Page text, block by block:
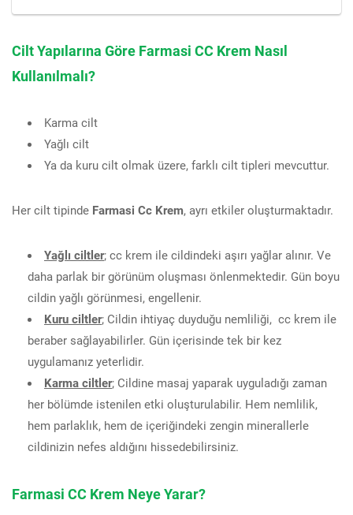
Cilt Yapılarına Göre Farmasi CC Krem Nasıl
Kullanılmalı?
Karma cilt
Yağlı cilt
Ya da kuru cilt olmak üzere, farklı cilt tipleri mevcuttur.
Her cilt tipinde Farmasi Cc Krem, ayrı etkiler oluşturmaktadır.
Yağlı ciltler; cc krem ile cildindeki aşırı yağlar alınır. Ve
daha parlak bir görünüm oluşması önlenmektedir. Gün boyu
cildin yağlı görünmesi, engellenir.
Kuru ciltler; Cildin ihtiyaç duyduğu nemliliği, cc krem ile
beraber sağlayabilirler. Gün içerisinde tek bir kez
uygulamanız yeterlidir.
Karma ciltler; Cildine masaj yaparak uyguladığı zaman
her bölümde istenilen etki oluşturulabilir. Hem nemlilik,
hem parlaklık, hem de içeriğindeki zengin minerallerle
cildinizin nefes aldığını hissedebilirsiniz.
Farmasi CC Krem Neye Yarar?